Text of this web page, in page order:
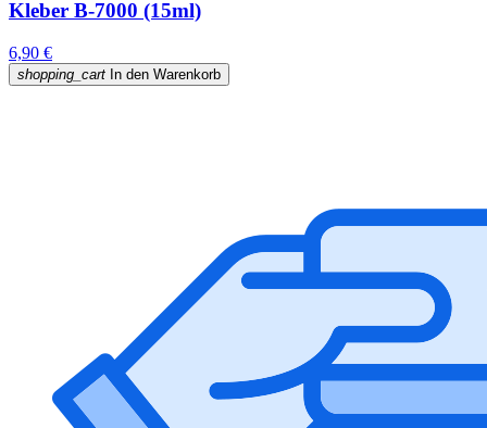
Kleber B-7000 (15ml)
6,90 €
shopping_cart In den Warenkorb